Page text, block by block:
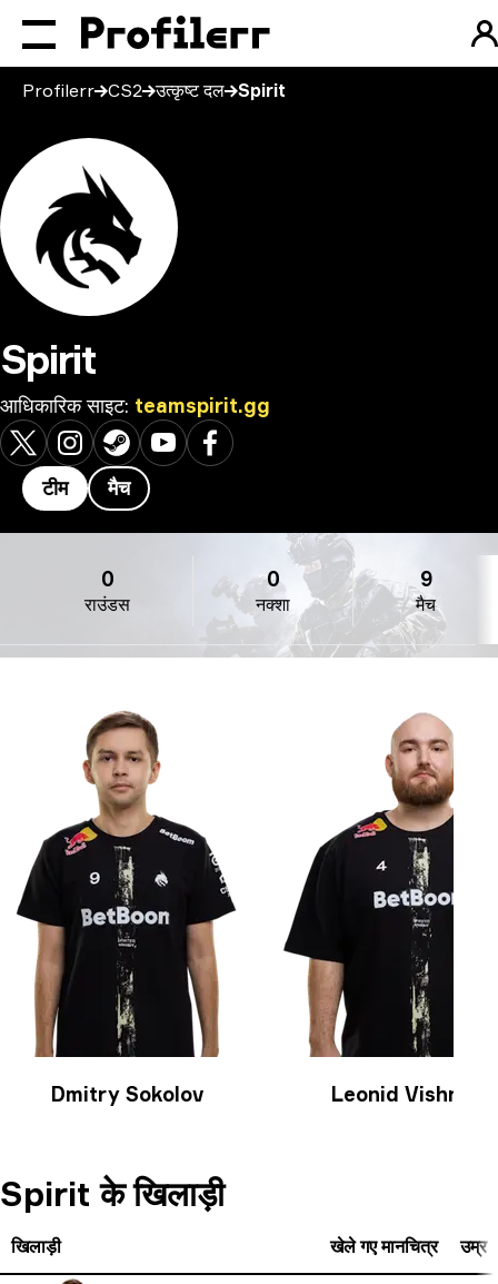
Profilerr CS2 उत्कृष्ट दल Spirit
Spirit
आधिकारिक साइट: teamspirit.gg
टीम मैच
राउंडस
0
नक्शा
0
मैच
9
Dmitry Sokolov Leonid
Spirit के खिलाड़ी
खिलाड़ी खेले गए मानचित्र उम्र